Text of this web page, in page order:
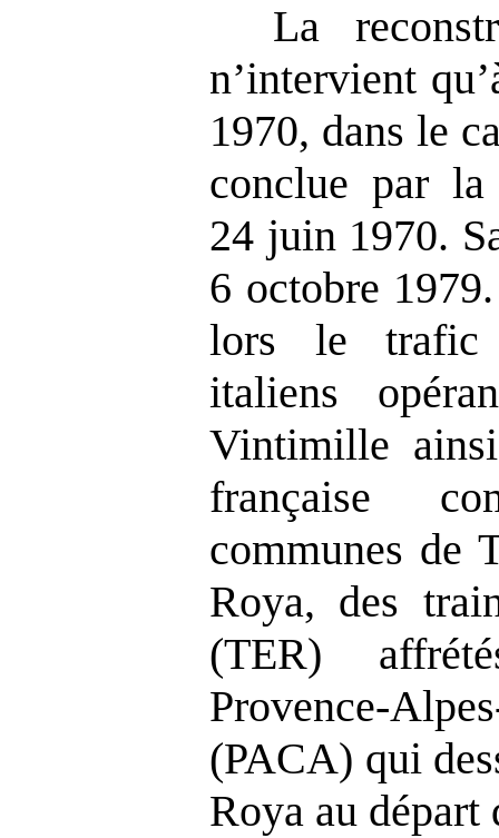
La
n’intervient
1970, dans le
conclue par
24 juin 1970.
6 octobre
lors le trafic
italiens
Vintimille
française
communes de
Roya, des
(TER)
Provence-
(PACA) qui
Roya au départ